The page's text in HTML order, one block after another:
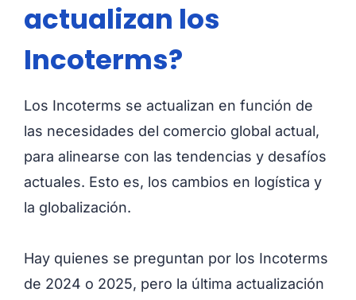
actualizan los
Incoterms?
Los Incoterms se actualizan en función de
las necesidades del comercio global actual,
para alinearse con las tendencias y desafíos
actuales. Esto es, los cambios en logística y
la globalización.
Hay quienes se preguntan por los Incoterms
de 2024 o 2025, pero la última actualización